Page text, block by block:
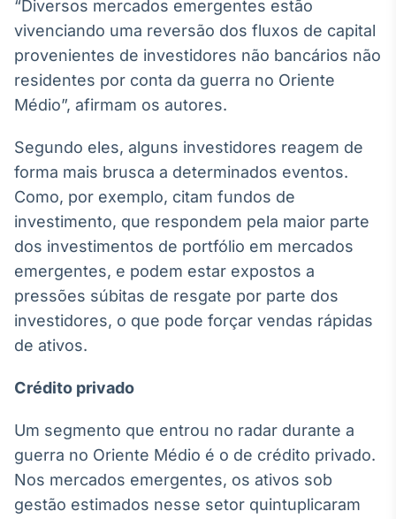
Tokenização
Crédito
Em breve
“Diversos mercados emergentes estão
vivenciando uma reversão dos fluxos de capital
provenientes de investidores não bancários não
residentes por conta da guerra no Oriente
Médio”, afirmam os autores.
Segundo eles, alguns investidores reagem de
forma mais brusca a determinados eventos.
Como, por exemplo, citam fundos de
investimento, que respondem pela maior parte
dos investimentos de portfólio em mercados
emergentes, e podem estar expostos a
pressões súbitas de resgate por parte dos
investidores, o que pode forçar vendas rápidas
de ativos.
Crédito privado
Um segmento que entrou no radar durante a
guerra no Oriente Médio é o de crédito privado.
Nos mercados emergentes, os ativos sob
gestão estimados nesse setor quintuplicaram